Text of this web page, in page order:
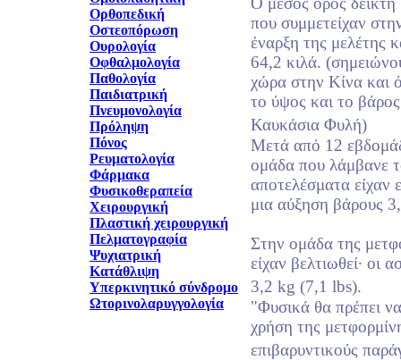
Ορθοπεδική
Οστεοπόρωση
Ουρολογία
Οφθαλμολογία
Παθολογία
Παιδιατρική
Πνευμονολογία
Πρόληψη
Πόνος
Ρευματολογία
Φάρμακα
Φυσικοθεραπεία
Χειρουργική
Πλαστική χειρουργική
Πελματογραφία
Ψυχιατρική
Κατάθλιψη
Υπερκινητικό σύνδρομο
Ωτορινολαρυγγολογία
που συμμετείχαν
έναρξη της μελέτης
64,2 κιλά.
χώρα στην Κίνα και
το ύψος και το
Καυκάσια Φυλή)
Μετά από 12
ομάδα που λάμβανε
αποτελέσματα είχαν
μια αύξηση βάρους
Στην ομάδα της
είχαν βελτιωθεί· οι
3,2 kg (7,1 lbs).
"Φυσικά θα πρέπει
χρήση της
επιβαρυντικούς